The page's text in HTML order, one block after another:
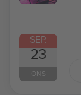
SEP.
23
ONS